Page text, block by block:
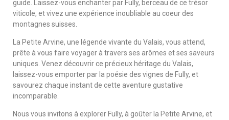
guide. Laissez-vous enchanter par Fully, berceau de ce trésor
viticole, et vivez une expérience inoubliable au coeur des
montagnes suisses.
La Petite Arvine, une légende vivante du Valais, vous attend,
prête à vous faire voyager à travers ses arômes et ses saveurs
uniques. Venez découvrir ce précieux héritage du Valais,
laissez-vous emporter par la poésie des vignes de Fully, et
savourez chaque instant de cette aventure gustative
incomparable.
Nous vous invitons à explorer Fully, à goûter la Petite Arvine, et